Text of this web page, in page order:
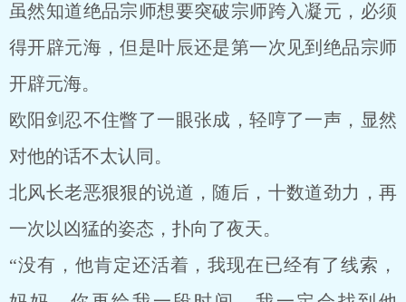
虽然知道绝品宗师想要突破宗师跨入凝元，必须
得开辟元海，但是叶辰还是第一次见到绝品宗师
开辟元海。
欧阳剑忍不住瞥了一眼张成，轻哼了一声，显然
对他的话不太认同。
北风长老恶狠狠的说道，随后，十数道劲力，再
一次以凶猛的姿态，扑向了夜天。
“没有，他肯定还活着，我现在已经有了线索，